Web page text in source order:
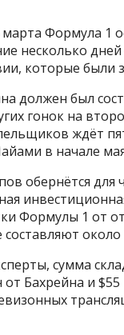
марта Формула 1
несколько
которые были
должен был
гонок на
ждёт
в начале
обернётся
Формулы 1 от
около
сумма
от Бахрейна и